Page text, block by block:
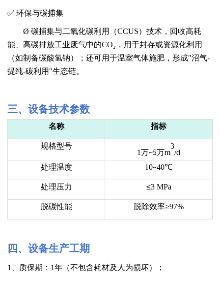
✅ 环保与碳捕集
Ø 碳捕集与二氧化碳利用（CCUS） 技术，回收高耗
能、高碳排放工业废气中的CO₂，用于封存或资源化利用
（如制备碳酸氢钠）
；还可用于温室气体施肥，形成"沼气-
提纯-碳利用"生态链。
三、 设备技术参数
名称 指标
规格型号
1万~5万m
3
/d
处理温度
10~40℃
处理压力 ≤3 MPa
脱碳性能 脱除效率≥97%
四 、 设备生产工期
1、质保期：1年（不包含耗材及人为损坏）；